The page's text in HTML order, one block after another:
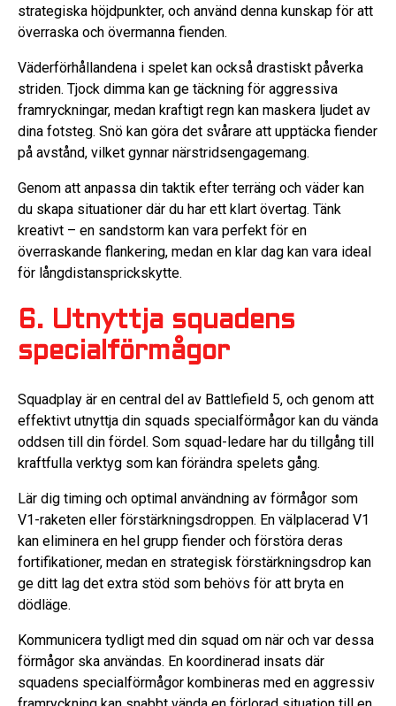
strategiska höjdpunkter, och använd denna kunskap för att
överraska och övermanna fienden.
Väderförhållandena i spelet kan också drastiskt påverka
striden. Tjock dimma kan ge täckning för aggressiva
framryckningar, medan kraftigt regn kan maskera ljudet av
dina fotsteg. Snö kan göra det svårare att upptäcka fiender
på avstånd, vilket gynnar närstridsengagemang.
Genom att anpassa din taktik efter terräng och väder kan
du skapa situationer där du har ett klart övertag. Tänk
kreativt – en sandstorm kan vara perfekt för en
överraskande flankering, medan en klar dag kan vara ideal
för långdistansprickskytte.
6. Utnyttja squadens
specialförmågor
Squadplay är en central del av Battlefield 5, och genom att
effektivt utnyttja din squads specialförmågor kan du vända
oddsen till din fördel. Som squad-ledare har du tillgång till
kraftfulla verktyg som kan förändra spelets gång.
Lär dig timing och optimal användning av förmågor som
V1-raketen eller förstärkningsdroppen. En välplacerad V1
kan eliminera en hel grupp fiender och förstöra deras
fortifikationer, medan en strategisk förstärkningsdrop kan
ge ditt lag det extra stöd som behövs för att bryta en
dödläge.
Kommunicera tydligt med din squad om när och var dessa
förmågor ska användas. En koordinerad insats där
squadens specialförmågor kombineras med en aggressiv